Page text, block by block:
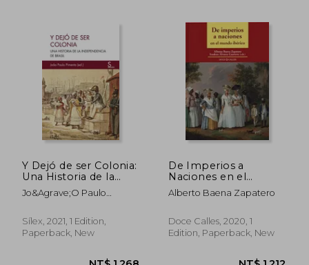
Y Dejó de ser Colonia:
Una Historia de la
Independencia de
Brasil: 2 (Sílex
Jo&Agrave;O Paulo
Sílex, 2021, 1 Edition,
Paperback, New
De Imperios a
Naciones en el
Mundo Ibérico
(Miscelánea) (in
Alberto Baena Zapatero
Doce Calles, 2020, 1
Edition, Paperback, New